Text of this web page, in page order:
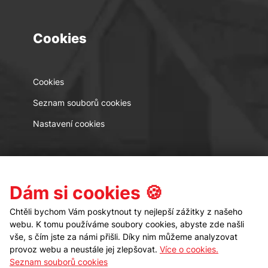
Cookies
Cookies
Seznam souborů cookies
Nastavení cookies
Kontakt Sledujte nás
Dám si cookies 🍪
Chtěli bychom Vám poskytnout ty nejlepší zážitky z našeho
webu. K tomu používáme soubory cookies, abyste zde našli
vše, s čím jste za námi přišli. Díky nim můžeme analyzovat
provoz webu a neustále jej zlepšovat. Více o cookies.
Seznam souborů cookies